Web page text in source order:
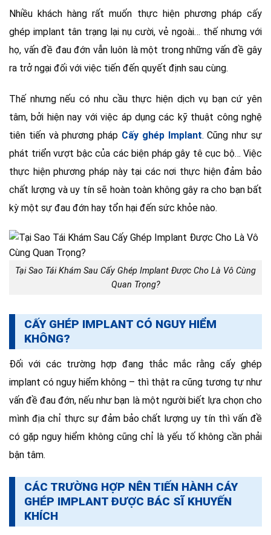
Nhiều khách hàng rất muốn thực hiện phương pháp cấy
ghép implant tân trạng lại nụ cười, vẻ ngoài… thế nhưng với
họ, vấn đề đau đớn vẫn luôn là một trong những vấn đề gây
ra trở ngại đối với việc tiến đến quyết định sau cùng.
Thế nhưng nếu có nhu cầu thực hiện dịch vụ bạn cứ yên
tâm, bởi hiện nay với việc áp dụng các kỹ thuật công nghệ
tiên tiến và phương pháp Cấy ghép Implant. Cũng như sự
phát triển vượt bậc của các biện pháp gây tê cục bộ… Việc
thực hiện phương pháp này tại các nơi thực hiện đảm bảo
chất lượng và uy tín sẽ hoàn toàn không gây ra cho bạn bất
kỳ một sự đau đớn hay tổn hại đến sức khỏe nào.
Tại Sao Tái Khám Sau Cấy Ghép Implant Được Cho Là Vô Cùng
Quan Trọng?
CẤY GHÉP IMPLANT CÓ NGUY HIỂM
KHÔNG?
Đối với các trường hợp đang thắc mắc rằng cấy ghép
implant có nguy hiểm không – thì thật ra cũng tương tự như
vấn đề đau đớn, nếu như bạn là một người biết lựa chọn cho
mình địa chỉ thực sự đảm bảo chất lượng uy tín thì vấn đề
có gặp nguy hiểm không cũng chỉ là yếu tố không cần phải
bận tâm.
CÁC TRƯỜNG HỢP NÊN TIẾN HÀNH CÁY
GHÉP IMPLANT ĐƯỢC BÁC SĨ KHUYẾN
KHÍCH